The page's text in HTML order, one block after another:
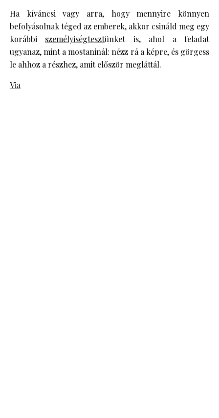
Ha kíváncsi vagy arra, hogy mennyire könnyen
befolyásolnak téged az emberek, akkor csináld meg egy
korábbi személyiségtesztünket is, ahol a feladat
ugyanaz, mint a mostaninál: nézz rá a képre, és görgess
le ahhoz a részhez, amit először megláttál.
Via